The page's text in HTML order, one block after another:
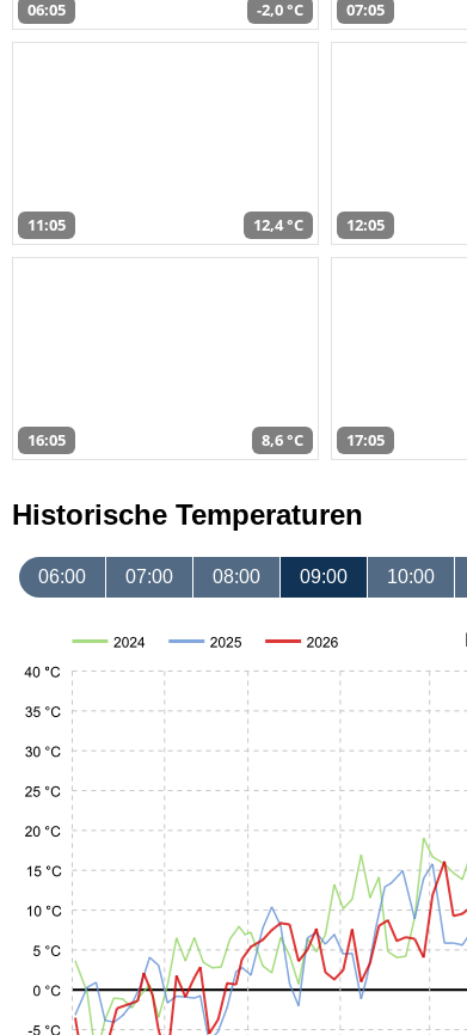
06:05 -2,0 °C 07:05
11:05 12,4 °C 12:05
16:05 8,6 °C 17:05
Historische Temperaturen
06:00 07:00 08:00 09:00 10:00